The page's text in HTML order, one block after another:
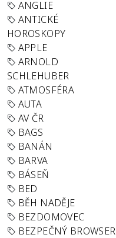
ANGLIE
ANTICKÉ
HOROSKOPY
APPLE
ARNOLD
SCHLEHUBER
ATMOSFÉRA
AUTA
AV ČR
BAGS
BANÁN
BARVA
BÁSEŇ
BED
BĚH NADĚJE
BEZDOMOVEC
BEZPEČNÝ BROWSER